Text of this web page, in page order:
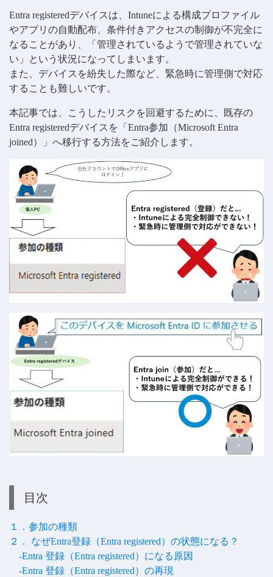
Entra registeredデバイスは、Intuneによる構成プロファイル
やアプリの自動配布、条件付きアクセスの制御が不完全に
なることがあり、「管理されているようで管理されていな
い」という状況になってしまいます。
また、デバイスを紛失した際など、緊急時に管理側で対応
することも難しいです。
本記事では、こうしたリスクを回避するために、既存の
Entra registeredデバイスを「Entra参加（Microsoft Entra
joined）」へ移行する方法をご紹介します。
目次
１．参加の種類
２． なぜEntra登録（Entra registered）の状態になる？
-Entra 登録（Entra registered）になる原因
-Entra 登録（Entra registered）の再現